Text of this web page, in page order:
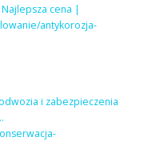
cena |
antykorozja-
i zabezpieczenia